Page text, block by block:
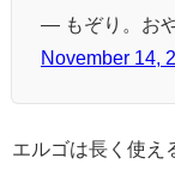
— もぞり。お
November 14,
エルゴは長く使え